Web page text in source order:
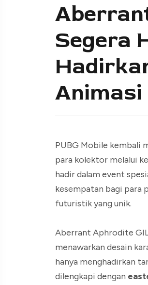
Segera
PUBG Mobile kembali
para kolektor melalui
hadir dalam event
kesempatan bagi para
futuristik yang unik.
Aberrant Aphrodite
menawarkan desain
hanya menghadirkan
dilengkapi dengan